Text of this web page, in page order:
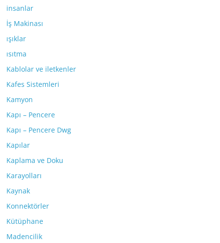
insanlar
İş Makinası
ışıklar
ısıtma
Kablolar ve iletkenler
Kafes Sistemleri
Kamyon
Kapı – Pencere
Kapı – Pencere Dwg
Kapılar
Kaplama ve Doku
Karayolları
Kaynak
Konnektörler
Kütüphane
Madencilik